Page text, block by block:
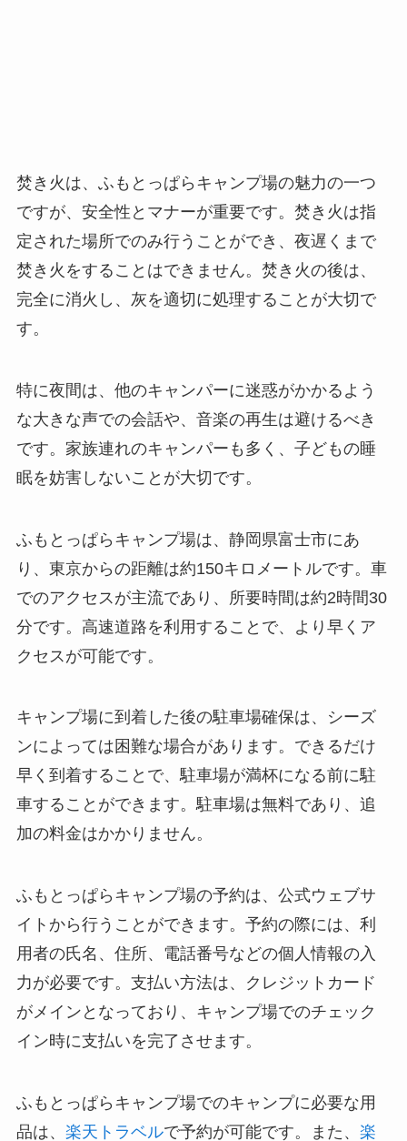
焚き火は、ふもとっぱらキャンプ場の魅力の一つ
ですが、安全性とマナーが重要です。焚き火は指
定された場所でのみ行うことができ、夜遅くまで
焚き火をすることはできません。焚き火の後は、
完全に消火し、灰を適切に処理することが大切で
す。
特に夜間は、他のキャンパーに迷惑がかかるよう
な大きな声での会話や、音楽の再生は避けるべき
です。家族連れのキャンパーも多く、子どもの睡
眠を妨害しないことが大切です。
ふもとっぱらキャンプ場は、静岡県富士市にあ
り、東京からの距離は約150キロメートルです。車
でのアクセスが主流であり、所要時間は約2時間30
分です。高速道路を利用することで、より早くア
クセスが可能です。
キャンプ場に到着した後の駐車場確保は、シーズ
ンによっては困難な場合があります。できるだけ
早く到着することで、駐車場が満杯になる前に駐
車することができます。駐車場は無料であり、追
加の料金はかかりません。
ふもとっぱらキャンプ場の予約は、公式ウェブサ
イトから行うことができます。予約の際には、利
用者の氏名、住所、電話番号などの個人情報の入
力が必要です。支払い方法は、クレジットカード
がメインとなっており、キャンプ場でのチェック
イン時に支払いを完了させます。
ふもとっぱらキャンプ場でのキャンプに必要な用
品は、 楽天トラベルで予約が可能です。また、 楽